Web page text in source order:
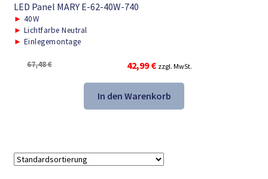
LED Panel MARY E-62-40W-740
► 40W
► Lichtfarbe Neutral
► Einlegemontage
67,48€
Ursprünglicher
Preis
war:
67,48 €
42,99€Aktueller
Preis
ist:
42,99 €.
zzgl. MwSt.
In den Warenkorb